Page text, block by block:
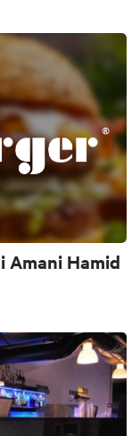
Amani Hamid